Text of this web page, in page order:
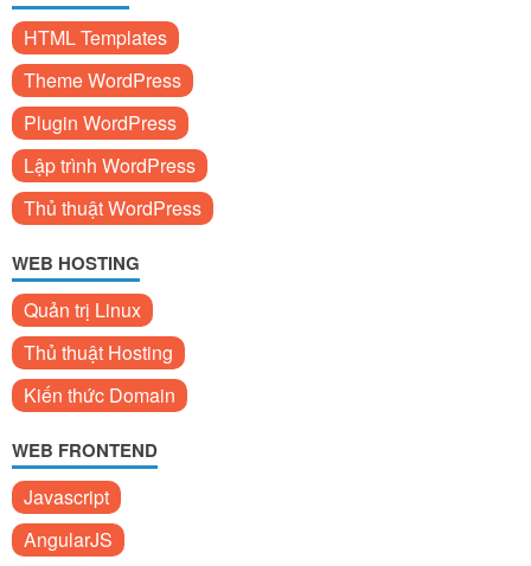
HTML Templates
Theme WordPress
Plugin WordPress
Lập trình WordPress
Thủ thuật WordPress
WEB HOSTING
Quản trị Linux
Thủ thuật Hosting
Kiến thức Domain
WEB FRONTEND
Javascript
AngularJS